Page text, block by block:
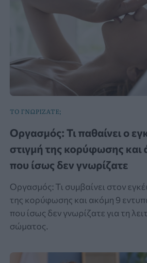
ΤΟ ΓΝΩΡΙΖΑΤΕ;
Οργασμός: Τι παθαίνει ο
στιγμή της κορύφωσης και
που ίσως δεν γνωρίζατε
Οργασμός: Τι συμβαίνει στον
της κορύφωσης και ακόμη 9
που ίσως δεν γνωρίζατε για τη
σώματος.